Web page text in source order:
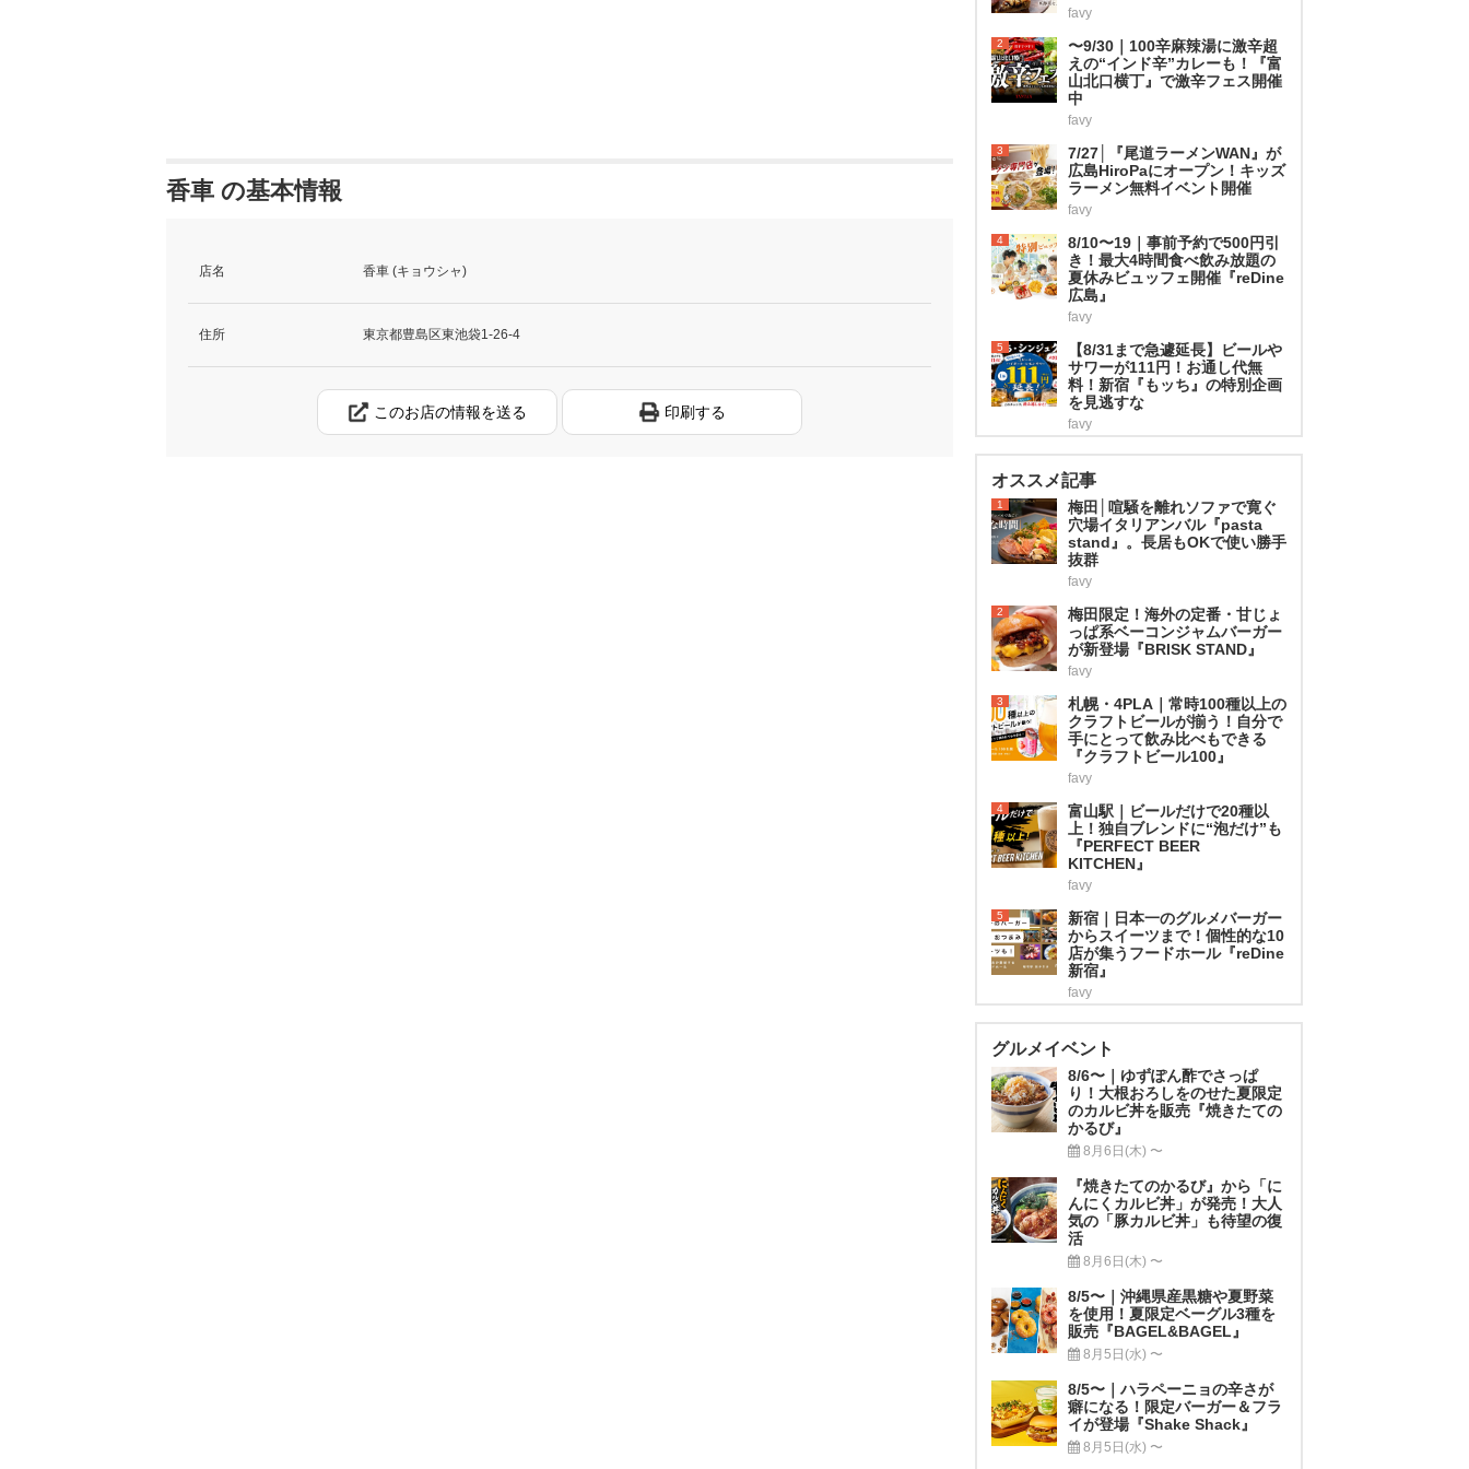
香車 の基本情報
店名 香車 (キョウシャ)
住所 東京都豊島区東池袋1-26-4
このお店の情報を送る 印刷する
favy
2
〜9/30｜100辛麻辣湯に激辛超
えの“インド辛”カレーも！『富
山北口横丁』で激辛フェス開催
中
favy
3
7/27│『尾道ラーメンWAN』が
広島HiroPaにオープン！キッズ
ラーメン無料イベント開催
favy
4
8/10〜19｜事前予約で500円引
き！最大4時間食べ飲み放題の
夏休みビュッフェ開催『reDine
広島』
favy
5
【8/31まで急遽延長】ビールや
サワーが111円！お通し代無
料！新宿『もッち』の特別企画
を見逃すな
favy
オススメ記事
1
梅田│喧騒を離れソファで寛ぐ
穴場イタリアンバル『pasta
stand』。長居もOKで使い勝手
抜群
favy
2
梅田限定！海外の定番・甘じょ
っぱ系ベーコンジャムバーガー
が新登場『BRISK STAND』
favy
3
札幌・4PLA｜常時100種以上の
クラフトビールが揃う！自分で
手にとって飲み比べもできる
『クラフトビール100』
favy
4
富山駅｜ビールだけで20種以
上！独自ブレンドに“泡だけ”も
『PERFECT BEER
KITCHEN』
favy
5
新宿｜日本一のグルメバーガー
からスイーツまで！個性的な10
店が集うフードホール『reDine
新宿』
favy
グルメイベント
8/6〜｜ゆずぽん酢でさっぱ
り！大根おろしをのせた夏限定
のカルビ丼を販売『焼きたての
かるび』
8月6日(木) 〜
『焼きたてのかるび』から「に
んにくカルビ丼」が発売！大人
気の「豚カルビ丼」も待望の復
活
8月6日(木) 〜
8/5〜｜沖縄県産黒糖や夏野菜
を使用！夏限定ベーグル3種を
販売『BAGEL&BAGEL』
8月5日(水) 〜
8/5〜｜ハラペーニョの辛さが
癖になる！限定バーガー＆フラ
イが登場『Shake Shack』
8月5日(水) 〜